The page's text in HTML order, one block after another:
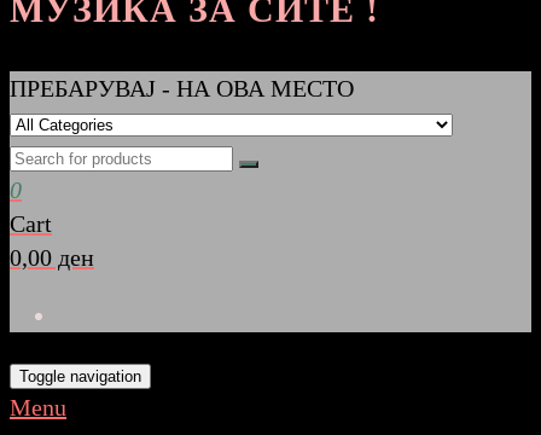
МУЗИКА ЗА СИТЕ !
ПРЕБАРУВАЈ - НА ОВА МЕСТО
0
Cart
0,00 ден
Toggle navigation
Menu